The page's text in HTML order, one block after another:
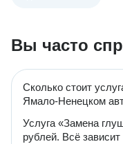
Вы часто
Сколько стоит
Ямало-Ненецком
Услуга «Замена
рублей. Всё